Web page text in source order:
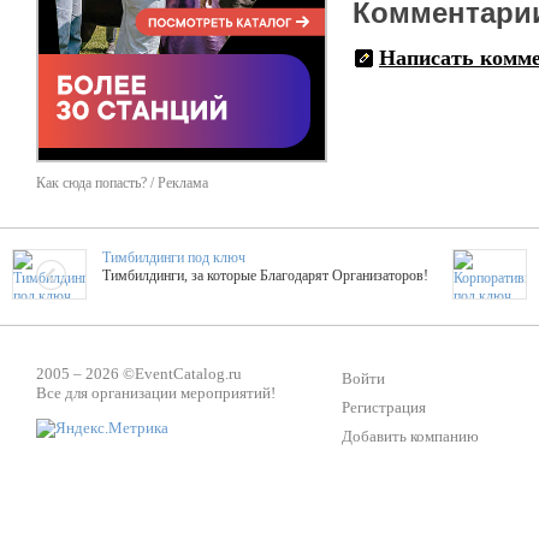
Как сюда попасть? / Реклама
Написать
Тимбилдинги под ключ
Тимбилдинги, за которые Благодарят Организаторов!
ТОПовые мастер-классы на мероприятие! Гибкие цены!
ShowTex - Декор и Ди
2005 – 2026 ©EventCatalog.ru
Все для организации мероприятий!
Войти
Регистрация
Добавить компанию